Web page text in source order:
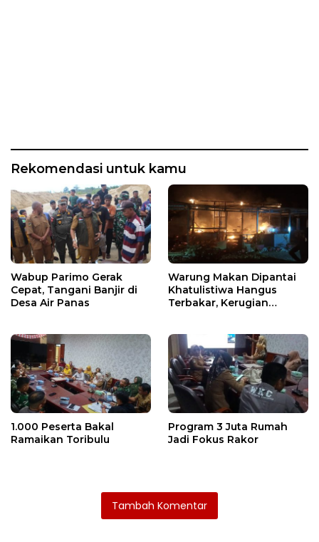
Rekomendasi untuk kamu
Wabup Parimo Gerak
Cepat, Tangani Banjir di
Desa Air Panas
Warung Makan Dipantai
Khatulistiwa Hangus
Terbakar, Kerugian
1.000 Peserta Bakal
Ramaikan Toribulu
Program 3 Juta Rumah
Jadi Fokus Rakor
Tambah Komentar